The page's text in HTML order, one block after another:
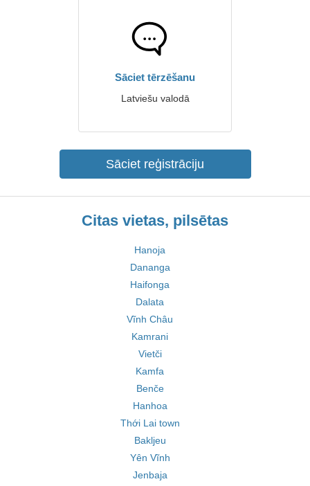
Sāciet tērzēšanu
Latviešu valodā
Sāciet reģistrāciju
Citas vietas, pilsētas
Hanoja
Dananga
Haifonga
Dalata
Vĩnh Châu
Kamrani
Vietči
Kamfa
Benče
Hanhoa
Thới Lai town
Bakljeu
Yên Vĩnh
Jenbaja